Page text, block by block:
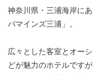
神奈川県・三浦海岸に
バマインズ三浦」。
広々とした客室とオー
どが魅力のホテルです